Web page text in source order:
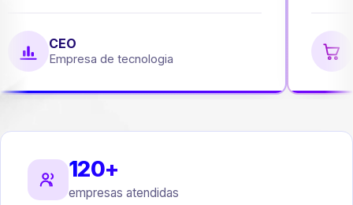
CEO
Empresa de tecnologia
120+
empresas atendidas